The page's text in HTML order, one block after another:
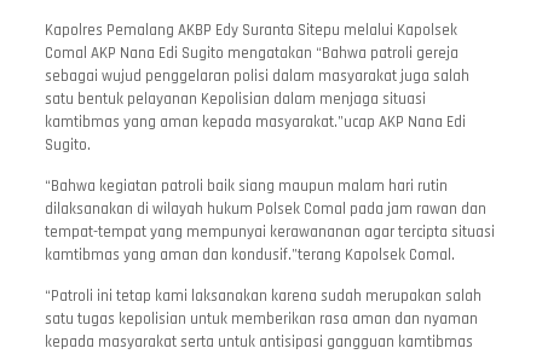
Kapolres Pemalang AKBP Edy Suranta Sitepu melalui Kapolsek
Comal AKP Nana Edi Sugito mengatakan “Bahwa patroli gereja
sebagai wujud penggelaran polisi dalam masyarakat juga salah
satu bentuk pelayanan Kepolisian dalam menjaga situasi
kamtibmas yang aman kepada masyarakat.”ucap AKP Nana Edi
Sugito.
“Bahwa kegiatan patroli baik siang maupun malam hari rutin
dilaksanakan di wilayah hukum Polsek Comal pada jam rawan dan
tempat-tempat yang mempunyai kerawananan agar tercipta situasi
kamtibmas yang aman dan kondusif.”terang Kapolsek Comal.
“Patroli ini tetap kami laksanakan karena sudah merupakan salah
satu tugas kepolisian untuk memberikan rasa aman dan nyaman
kepada masyarakat serta untuk antisipasi gangguan kamtibmas